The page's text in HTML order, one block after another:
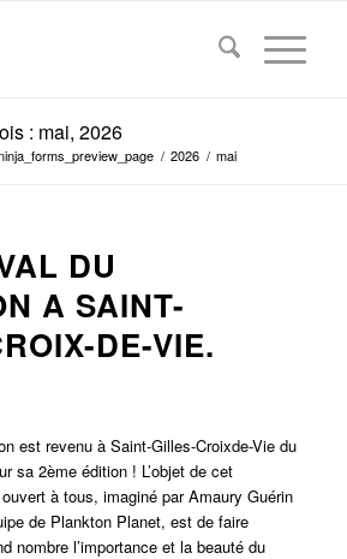
: mai, 2026
/ 2026 / mai
DU
A SAINT-
DE-VIE.
est revenu à Saint-Gilles-Croixde-Vie du
sa 2ème édition ! L’objet de cet
à tous, imaginé par Amaury Guérin
de Plankton Planet, est de faire
nombre l’importance et la beauté du